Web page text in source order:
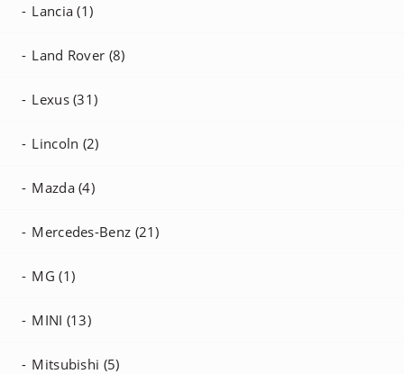
Lancia (1)
Land Rover (8)
Lexus (31)
Lincoln (2)
Mazda (4)
Mercedes-Benz (21)
MG (1)
MINI (13)
Mitsubishi (5)